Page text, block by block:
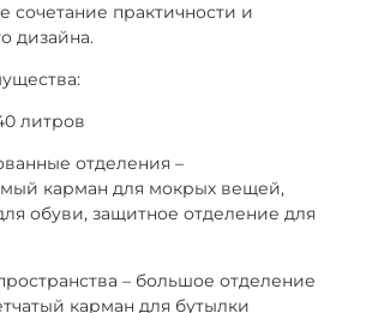
сочетание практичности и
дизайна.
литров
отделения –
карман для мокрых вещей,
обуви, защитное отделение для
– большое отделение
карман для бутылки